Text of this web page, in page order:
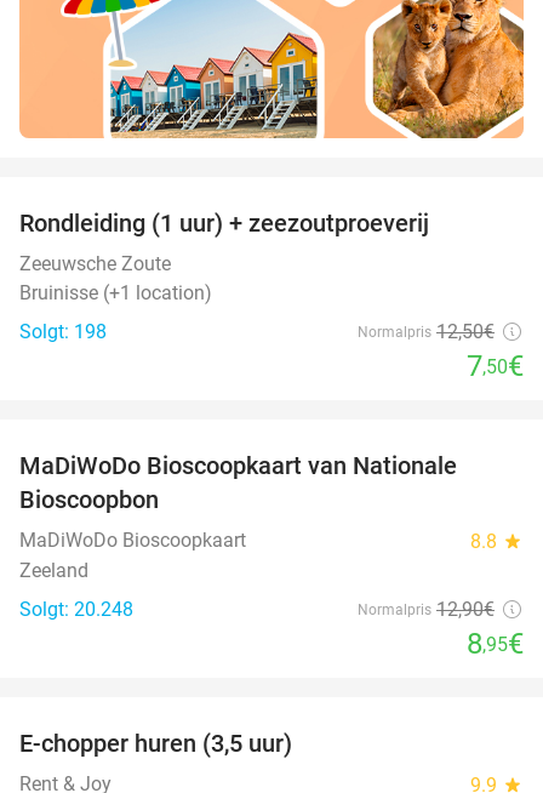
Rondleiding (1 uur) + zeezoutproeverij
Zeeuwsche Zoute
Bruinisse (+1 location)
Solgt: 198
Normalpris 12,50€
7,50€
MaDiWoDo Bioscoopkaart van Nationale
Bioscoopbon
MaDiWoDo Bioscoopkaart 8.8 star
Zeeland
Solgt: 20.248
Normalpris 12,90€
8,95€
E-chopper huren (3,5 uur)
Rent & Joy 9.9 star